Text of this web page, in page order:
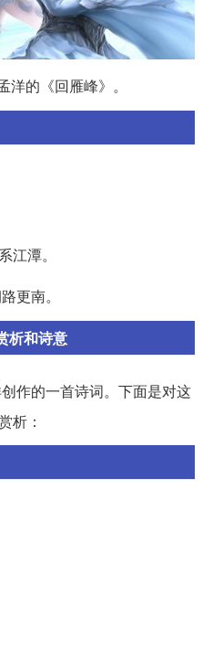
洋的《回雁峰》。
江潭。
更南。
析和诗意
作的一首诗词。下面是对这
析：